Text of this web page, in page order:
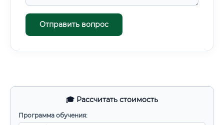
🎓 Рассчитать стоимость
Программа обучения:
Отправить вопрос